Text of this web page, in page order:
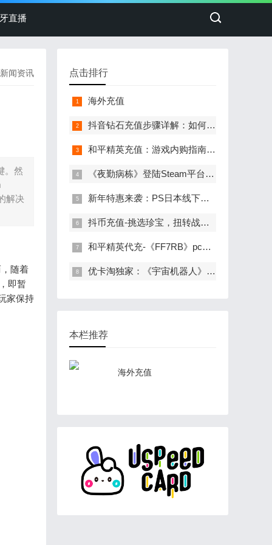
直播
新闻资讯
。然
解决
随着
即暂
家保持
点击排行
海外充值
抖音钻石充值步骤详解：如何在uSpeedCard轻松充值
和平精英充值：游戏内购指南与常见问题解答
《夜勤病栋》登陆Steam平台，抖音官方充值优惠来袭
新年特惠来袭：PS日本线下店与抖音官方海外充值强强联合
抖币充值-挑选珍宝，扭转战局！《月圆之夜》S6赛季现已上线
和平精英代充-《FF7RB》pc版对比ps5画面有大提升：爱丽丝更美了!
优卡淘独家：《宇宙机器人》免费更新带来全新体验
本栏推荐
海外充值